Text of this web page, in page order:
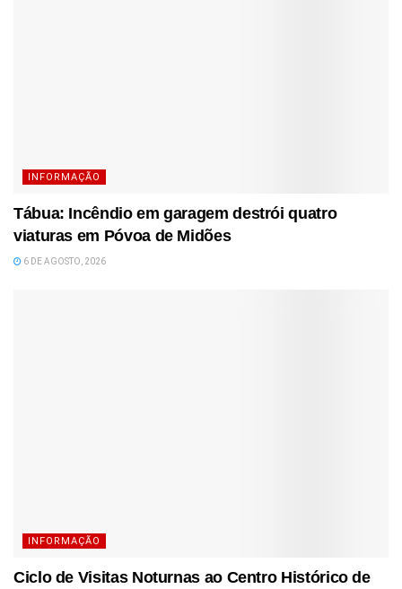
INFORMAÇÃO
Tábua: Incêndio em garagem destrói quatro
viaturas em Póvoa de Midões
6 DE AGOSTO, 2026
INFORMAÇÃO
Ciclo de Visitas Noturnas ao Centro Histórico de